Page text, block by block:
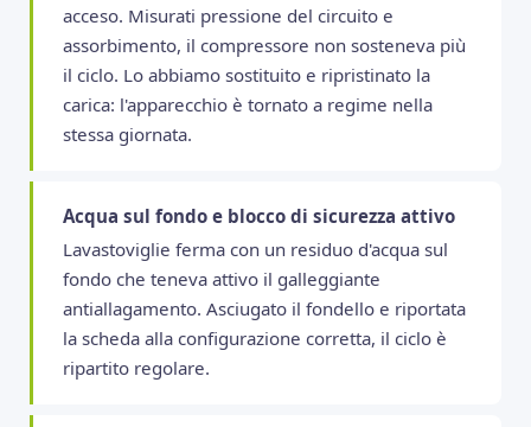
acceso. Misurati pressione del circuito e
assorbimento, il compressore non sosteneva più
il ciclo. Lo abbiamo sostituito e ripristinato la
carica: l'apparecchio è tornato a regime nella
stessa giornata.
Acqua sul fondo e blocco di sicurezza attivo
Lavastoviglie ferma con un residuo d'acqua sul
fondo che teneva attivo il galleggiante
antiallagamento. Asciugato il fondello e riportata
la scheda alla configurazione corretta, il ciclo è
ripartito regolare.